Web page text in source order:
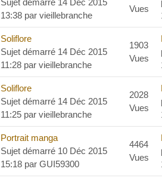
Sujet démarré 14 Déc 2015
13:38 par vieillebranche
Vues
Soliflore
Sujet démarré 14 Déc 2015
11:28 par vieillebranche
1903
Vues
Soliflore
Sujet démarré 14 Déc 2015
11:25 par vieillebranche
2028
Vues
Portrait manga
Sujet démarré 10 Déc 2015
15:18 par GUI59300
4464
Vues